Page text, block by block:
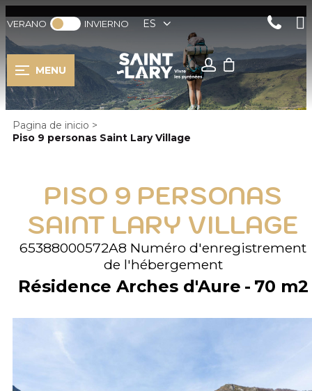
VERANO INVIERNO ES
MENU
Pagina de inicio >
Piso 9 personas Saint Lary Village
PISO 9 PERSONAS
SAINT LARY VILLAGE
65388000572A8 Numéro d'enregistrement
de l'hébergement
Résidence Arches d'Aure 70 m2